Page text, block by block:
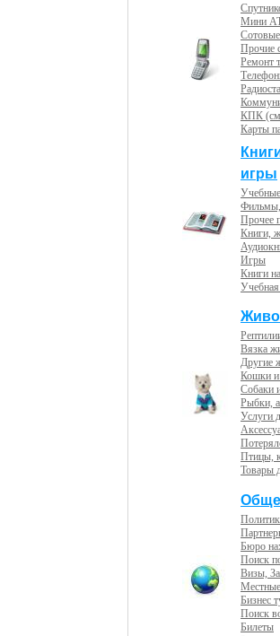
Мини
Прочие
Ремонт
КПК
Карты
игры
Прочее
Книги,
Игры
Книги
Вязка
Другие
Кошки и
Собаки
Рыбки,
Услуги
Птицы,
Товары
Бюро
Поиск
Визы,
Бизнес
Поиск
Билеты